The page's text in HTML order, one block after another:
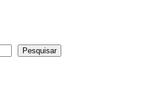
Pesquisar